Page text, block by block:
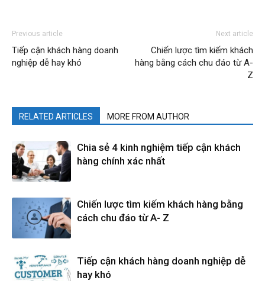
Previous article
Tiếp cận khách hàng doanh
nghiệp dễ hay khó
Next article
Chiến lược tìm kiếm khách
hàng bằng cách chu đáo từ A-
Z
RELATED ARTICLES MORE FROM AUTHOR
Chia sẻ 4 kinh nghiệm tiếp cận khách
hàng chính xác nhất
Chiến lược tìm kiếm khách hàng bằng
cách chu đáo từ A- Z
Tiếp cận khách hàng doanh nghiệp dễ
hay khó